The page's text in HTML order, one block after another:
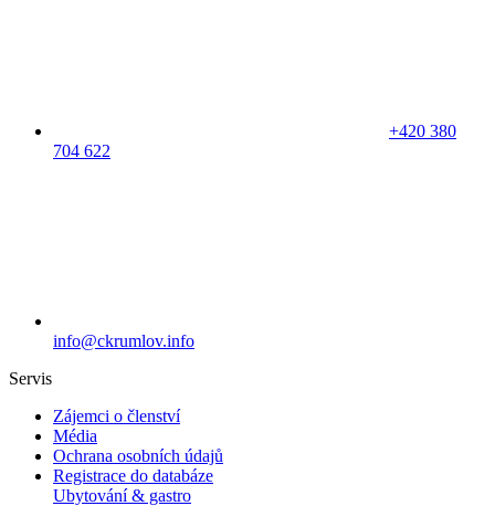
+420 380
704 622
info@ckrumlov.info
Servis
Zájemci o členství
Média
Ochrana osobních údajů
Registrace do databáze
Ubytování & gastro